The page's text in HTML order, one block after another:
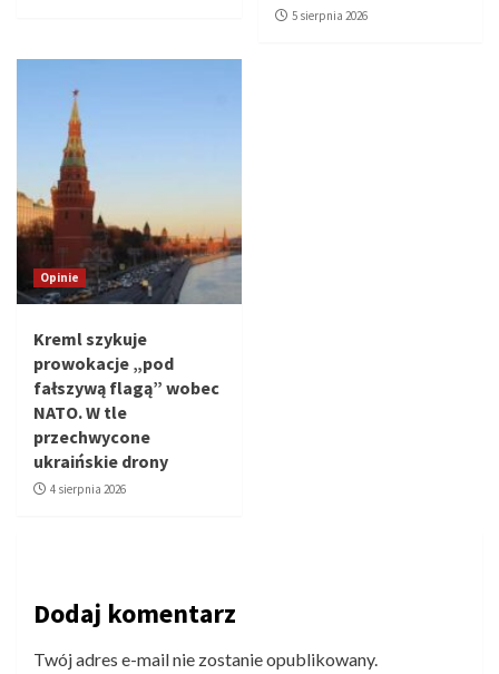
5 sierpnia 2026
Opinie
Kreml szykuje
prowokacje „pod
fałszywą flagą” wobec
NATO. W tle
przechwycone
ukraińskie drony
4 sierpnia 2026
Dodaj komentarz
Twój adres e-mail nie zostanie opublikowany.